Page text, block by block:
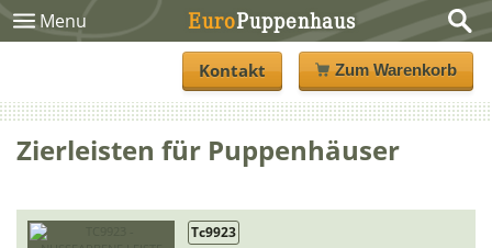
Menu EuroPuppenhaus
Kontakt Zum Warenkorb
Zierleisten für Puppenhäuser
Tc9923